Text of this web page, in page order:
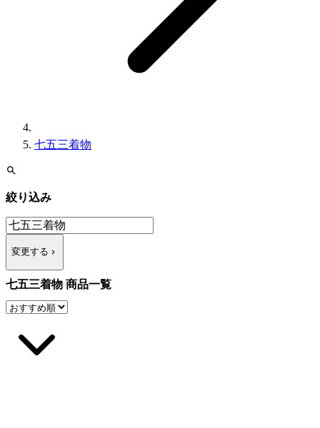
七五三着物
絞り込み
変更する
七五三着物 商品一覧